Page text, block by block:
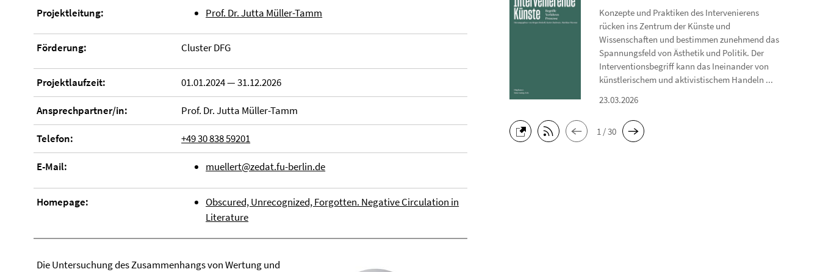
Projektleitung: Prof. Dr. Jutta Müller-Tamm
Förderung: Cluster DFG
Projektlaufzeit: 01.01.2024 — 31.12.2026
Ansprechpartner/in: Prof. Dr. Jutta Müller-Tamm
Telefon: +49 30 838 59201
E-Mail: muellert@zedat.fu-berlin.de
Homepage:
Obscured, Unrecognized, Forgotten. Negative Circulation in
Literature
Die Untersuchung des Zusammenhangs von Wertung und
Konzepte und Praktiken des Intervenierens
rücken ins Zentrum der Künste und
Wissenschaften und bestimmen zunehmend das
Spannungsfeld von Ästhetik und Politik. Der
Interventionsbegriff kann das Ineinander von
künstlerischem und aktivistischem Handeln ...
23.03.2026
1 / 30